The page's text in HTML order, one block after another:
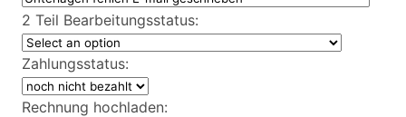
2 Teil Bearbeitungsstatus:
Zahlungsstatus:
Rechnung hochladen: